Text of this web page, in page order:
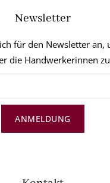
Newsletter
für den Newsletter an,
die Handwerkerinnen
ANMELDUNG